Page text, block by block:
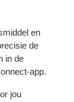
en
de
in de
app.
jou